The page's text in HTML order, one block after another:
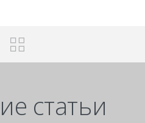
статьи